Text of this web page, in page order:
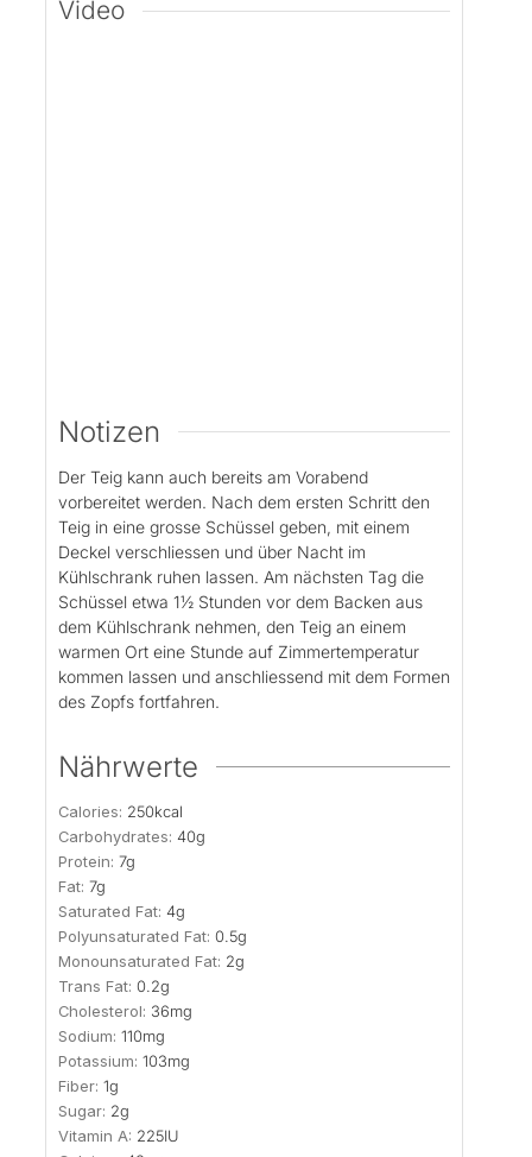
Video
Notizen
Der Teig kann auch bereits am Vorabend
vorbereitet werden. Nach dem ersten Schritt den
Teig in eine grosse Schüssel geben, mit einem
Deckel verschliessen und über Nacht im
Kühlschrank ruhen lassen. Am nächsten Tag die
Schüssel etwa 1½ Stunden vor dem Backen aus
dem Kühlschrank nehmen, den Teig an einem
warmen Ort eine Stunde auf Zimmertemperatur
kommen lassen und anschliessend mit dem Formen
des Zopfs fortfahren.
Nährwerte
Calories: 250kcal
Carbohydrates: 40g
Protein: 7g
Fat: 7g
Saturated Fat: 4g
Polyunsaturated Fat: 0.5g
Monounsaturated Fat: 2g
Trans Fat: 0.2g
Cholesterol: 36mg
Sodium: 110mg
Potassium: 103mg
Fiber: 1g
Sugar: 2g
Vitamin A: 225IU